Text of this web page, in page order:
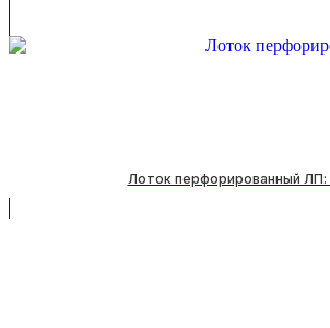
Лоток перфорированный ЛП: